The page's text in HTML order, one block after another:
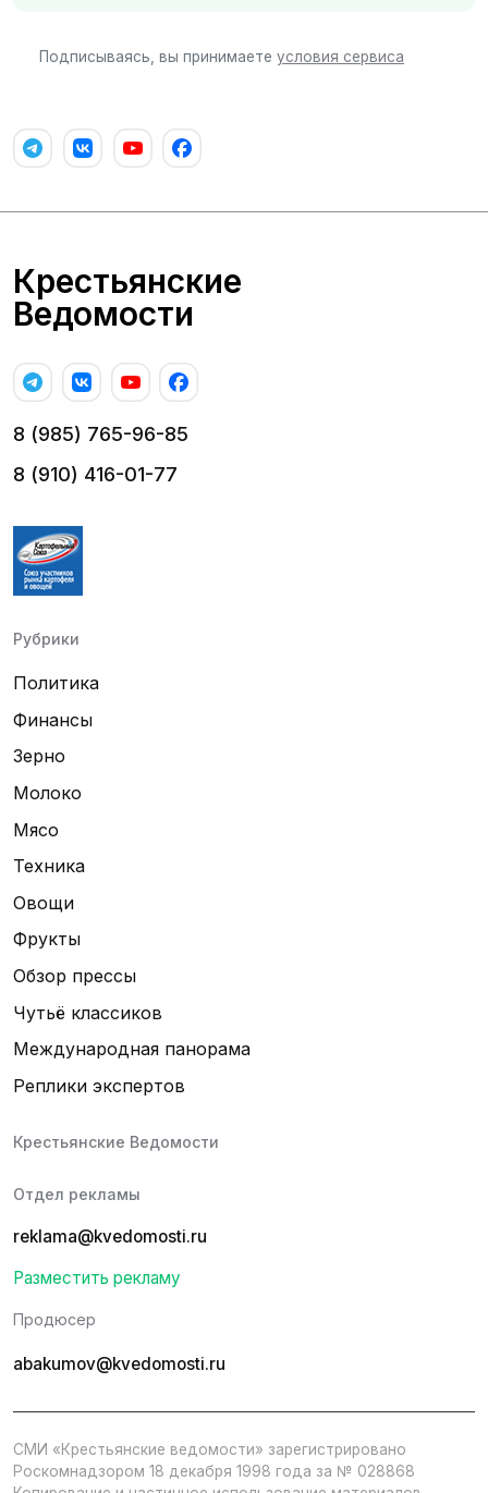
Подписываясь, вы принимаете условия сервиса
Крестьянские
Ведомости
8 (985) 765-96-85
8 (910) 416-01-77
Рубрики
Политика
Финансы
Зерно
Молоко
Мясо
Техника
Овощи
Фрукты
Обзор прессы
Чутьё классиков
Международная панорама
Реплики экспертов
Крестьянские Ведомости
Отдел рекламы
reklama@kvedomosti.ru
Разместить рекламу
Продюсер
abakumov@kvedomosti.ru
СМИ «Крестьянские ведомости» зарегистрировано
Роскомнадзором 18 декабря 1998 года за № 028868